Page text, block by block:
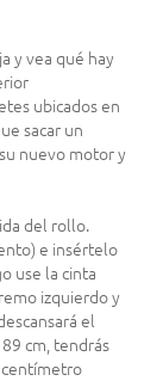
y vea qué hay
ubicados en
sacar un
nuevo motor y
del rollo.
e insértelo
use la cinta
izquierdo y
el
cm, tendrás